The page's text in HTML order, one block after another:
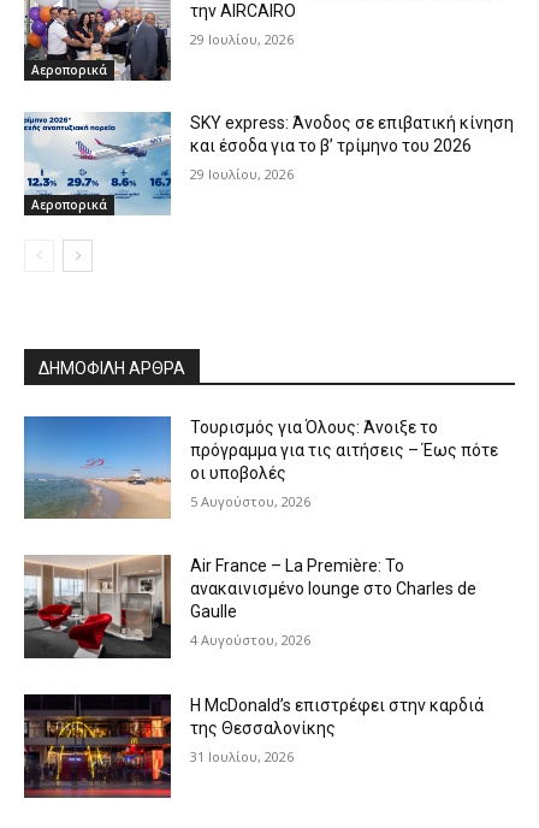
Αεροπορικά
την AIRCAIRO
29 Ιουλίου, 2026
Αεροπορικά
SKY express: Άνοδος σε επιβατική κίνηση
και έσοδα για το β’ τρίμηνο του 2026
29 Ιουλίου, 2026
ΔΗΜΟΦΙΛΗ ΑΡΘΡΑ
Τουρισμός για Όλους: Άνοιξε το
πρόγραμμα για τις αιτήσεις – Έως πότε
οι υποβολές
5 Αυγούστου, 2026
Air France – La Première: Το
ανακαινισμένο lounge στο Charles de
Gaulle
4 Αυγούστου, 2026
Η McDonald’s επιστρέφει στην καρδιά
της Θεσσαλονίκης
31 Ιουλίου, 2026